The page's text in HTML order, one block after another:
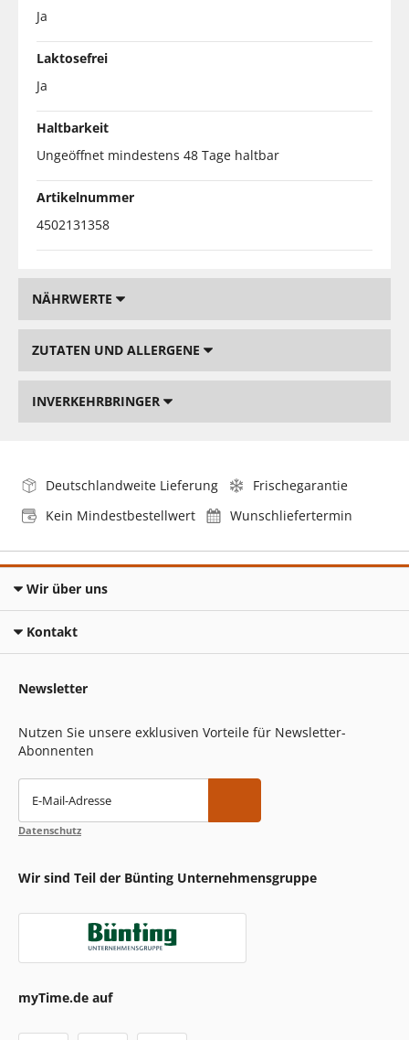
Ja
Laktosefrei
Ja
Haltbarkeit
Ungeöffnet mindestens 48 Tage haltbar
Artikelnummer
4502131358
NÄHRWERTE
ZUTATEN UND ALLERGENE
INVERKEHRBRINGER
Deutschlandweite Lieferung
Frischegarantie
Kein Mindestbestellwert
Wunschliefertermin
Wir über uns
Kontakt
Newsletter
Nutzen Sie unsere exklusiven Vorteile für Newsletter-
Abonnenten
E-Mail-Adresse
Datenschutz
Wir sind Teil der Bünting Unternehmensgruppe
myTime.de auf